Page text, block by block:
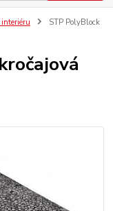
STP PolyBlock